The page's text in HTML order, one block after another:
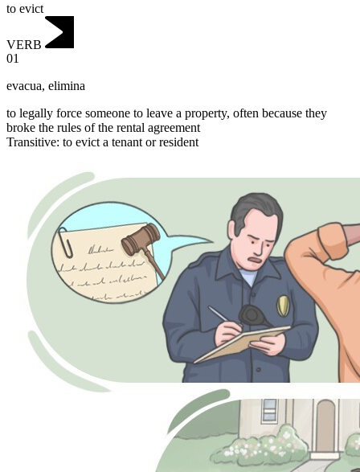
to evict
VERB
01
evacua, elimina
to legally force someone to leave a property, often because they
broke the rules of the rental agreement
Transitive: to evict a tenant or resident